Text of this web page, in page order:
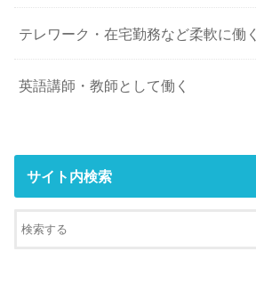
テレワーク・在宅勤務など柔軟に働く
英語講師・教師として働く
サイト内検索